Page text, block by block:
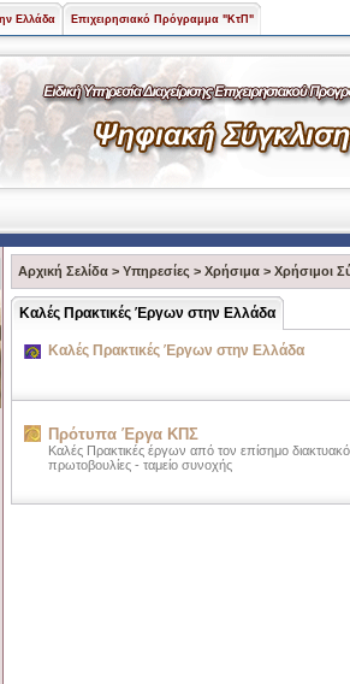
Ελλάδα Επιχειρησιακό Πρόγραμμα "ΚτΠ"
Αρχική Σελίδα > Υπηρεσίες > Χρήσιμα > Χρήσιμοι
Καλές Πρακτικές Έργων στην Ελλάδα
Καλές Πρακτικές Έργων στην Ελλάδα
Πρότυπα Έργα ΚΠΣ
Καλές Πρακτικές έργων από τον επίσημο
πρωτοβουλίες - ταμείο συνοχής